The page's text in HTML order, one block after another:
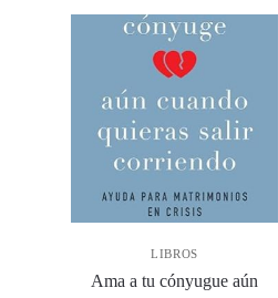
LIBROS
Ama a tu cónyugue aún